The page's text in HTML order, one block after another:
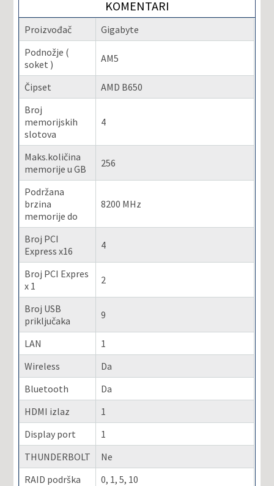
KOMENTARI
Proizvođač
Gigabyte
Podnožje (
soket )
AM5
Čipset
AMD B650
Broj
memorijskih
slotova
4
Maks.količina
memorije u GB
256
Podržana
brzina
memorije do
8200 MHz
Broj PCI
Express x16
4
Broj PCI Expres
x 1
2
Broj USB
priključaka
9
LAN
1
Wireless
Da
Bluetooth
Da
HDMI izlaz
1
Display port
1
THUNDERBOLT
Ne
RAID podrška
0, 1, 5, 10